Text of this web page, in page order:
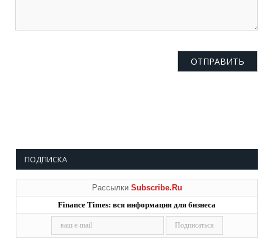
ПОДПИСКА
Рассылки Subscribe.Ru
Finance Times: вся информация для бизнеса